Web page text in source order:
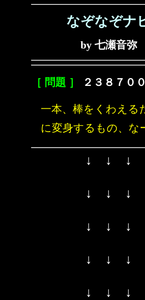
なぞなぞナ
by 七瀬音弥
［ 問題 ］ ２３８７００
一本、棒をくわえる
に変身するもの、な
↓ ↓ ↓
↓ ↓ ↓
↓ ↓ ↓
↓ ↓ ↓
↓ ↓ ↓